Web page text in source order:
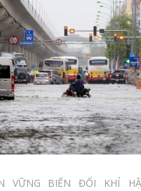
VỮNG⠀ BIẾN ĐỔI KHÍ